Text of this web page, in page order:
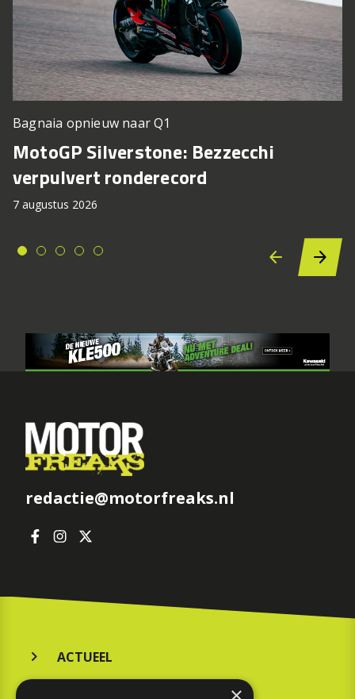
Bagnaia opnieuw naar Q1
MotoGP Silverstone: Bezzecchi
verpulvert ronderecord
7 augustus 2026
redactie@motorfreaks.nl
ACTUEEL